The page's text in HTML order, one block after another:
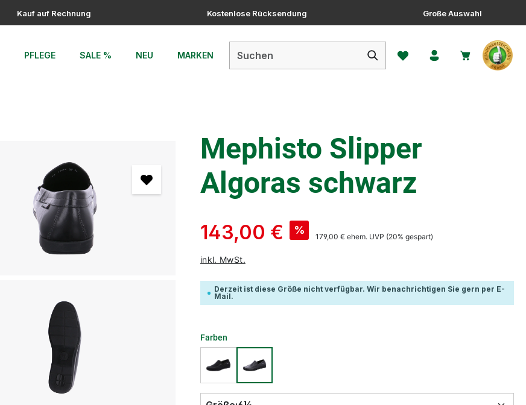
Kauf auf Rechnung Kostenlose Rücksendung Große Auswahl
PFLEGE SALE % NEU MARKEN Du hast 0 Produkte auf dem
Mephisto Slipper
Algoras schwarz
143,00 € %
179,00 € ehem. UVP (20% gespart)
inkl. MwSt.
Derzeit ist diese Größe nicht verfügbar. Wir benachrichtigen Sie gern per E-
Mail.
Farben